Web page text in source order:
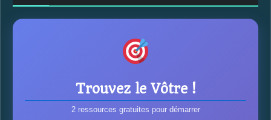
Trouvez le Vôtre !
2 ressources gratuites pour démarrer